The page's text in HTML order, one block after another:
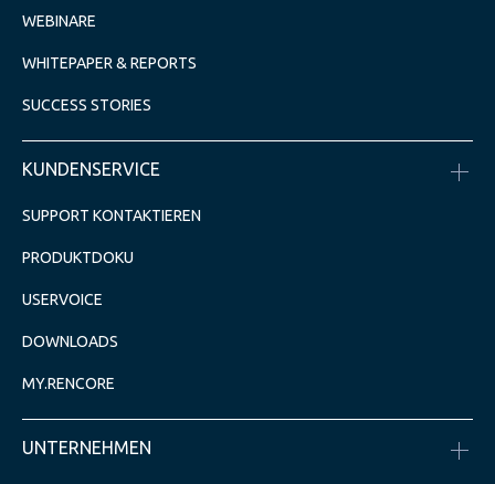
WEBINARE
WHITEPAPER & REPORTS
SUCCESS STORIES
KUNDENSERVICE
SUPPORT KONTAKTIEREN
PRODUKTDOKU
USERVOICE
DOWNLOADS
MY.RENCORE
UNTERNEHMEN